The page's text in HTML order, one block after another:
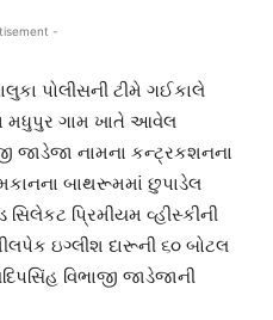
-
પોલીસની ટીમે ગઈકાલે
મધુપુર ગામ ખાતે આવેલ
જાડેજા નામના કન્ટ્રકશનના
બાથરૂમમાં છુપાડેલ
સિલેકટ પ્રિમીયમ વ્હીસ્કીની
ઇગ્લીશ દારૂની ૬૦ બોટલ
વિભાજી જાડેજાની